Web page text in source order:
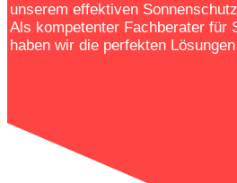
unserem effektiven
Als kompetenter Fachberater für
haben wir die perfekten